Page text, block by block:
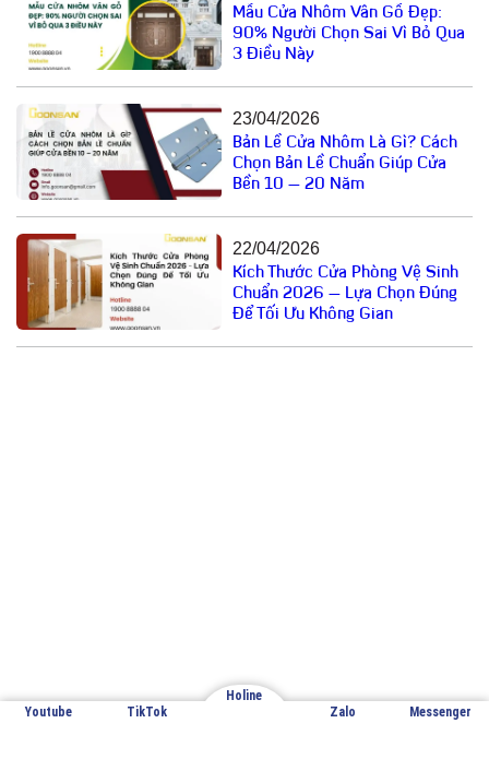
Mẫu Cửa Nhôm Vân Gỗ Đẹp:
90% Người Chọn Sai Vì Bỏ Qua
3 Điều Này
23/04/2026
Bản Lề Cửa Nhôm Là Gì? Cách
Chọn Bản Lề Chuẩn Giúp Cửa
Bền 10 – 20 Năm
22/04/2026
Kích Thước Cửa Phòng Vệ Sinh
Chuẩn 2026 – Lựa Chọn Đúng
Để Tối Ưu Không Gian
VPĐD: Đội 7 – Thượng Mỗ – Đan Phượng – Hà Nội
Youtube TikTok
Holine
Zalo
Messenger